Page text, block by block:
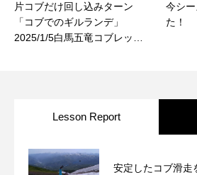
片コブだけ回し込みターン
「コブでのギルランデ」
2025/1/5白馬五竜コブレッス
今シ
た！
Lesson Report
安定したコブ滑走